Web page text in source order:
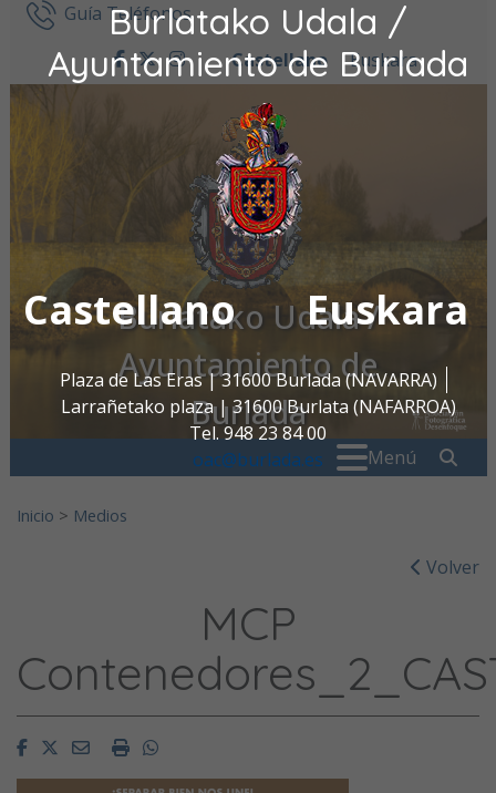
Burlatako Udala /
Ayuntamiento de Burlada
Castellano Euskara
Plaza de Las Eras | 31600 Burlada (NAVARRA)
Larrañetako plaza | 31600 Burlata (NAFARROA)
Tel. 948 23 84 00
oac@burlada.es
Ir al contenidoGuía Teléfonos
facebook
twitter
instagram
Castellano Euskara
Burlatako Udala /
Ayuntamiento de
Burlada
Menú
Inicio > Medios
Volver
MCP
FacebookTwitterEmailImprimirWhatsapp